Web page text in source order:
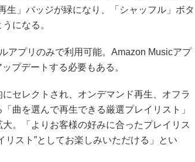
生」バッジが緑になり、「シャッフル」ボタ
になる。
アプリのみで利用可能。Amazon Musicアプ
プデートする必要もある。
セレクトされ、オンデマンド再生、オフラ
曲を選んで再生できる厳選プレイリスト」
。「よりお客様の好みに合ったプレイリス
リスト”としてお楽しみいただける」とい